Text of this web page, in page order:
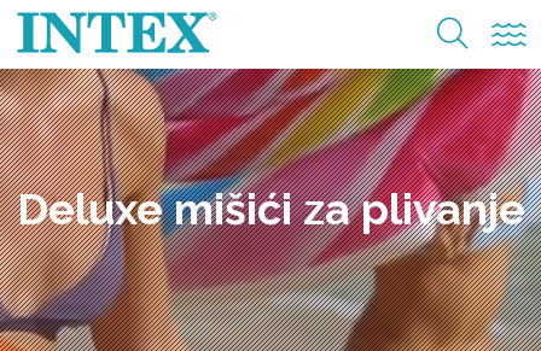
Deluxe mišići za plivanje